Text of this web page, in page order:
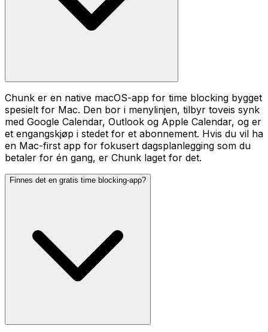
Chunk er en native macOS-app for time blocking bygget
spesielt for Mac. Den bor i menylinjen, tilbyr toveis synk
med Google Calendar, Outlook og Apple Calendar, og er
et engangskjøp i stedet for et abonnement. Hvis du vil ha
en Mac-first app for fokusert dagsplanlegging som du
betaler for én gang, er Chunk laget for det.
Finnes det en gratis time blocking-app?